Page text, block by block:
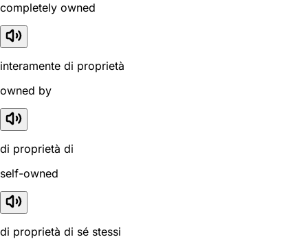
completely owned
interamente di proprietà
owned by
di proprietà di
self-owned
di proprietà di sé stessi